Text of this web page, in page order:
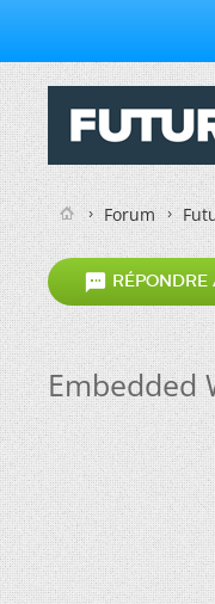
Forum
 RÉPONDRE
Embedded